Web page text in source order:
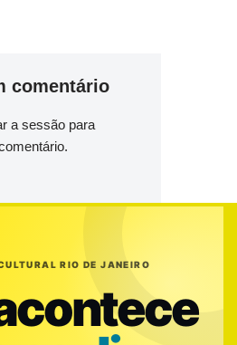
comentário
a sessão para
RIO DE JANEIRO